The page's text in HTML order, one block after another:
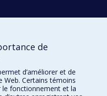
de
d’améliorer et de
Web. Certains témoins
fonctionnement et la